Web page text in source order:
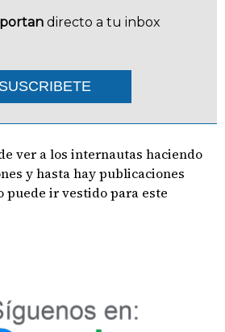
directo a tu inbox
SUSCRIBETE
ver a los internautas haciendo
y hasta hay publicaciones
puede ir vestido para este